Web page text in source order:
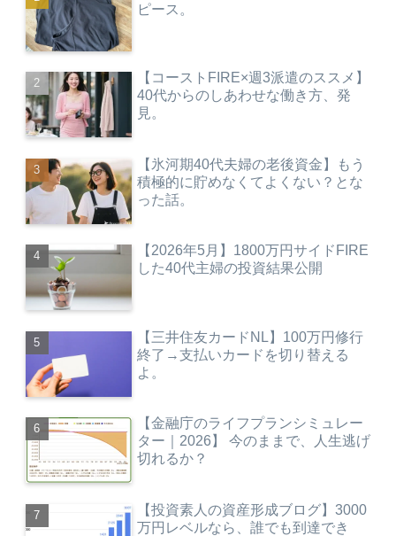
ピース。
【コーストFIRE×週3派遣のススメ】
40代からのしあわせな働き方、発
見。
【氷河期40代夫婦の老後資金】もう
積極的に貯めなくてよくない？とな
った話。
【2026年5月】1800万円サイドFIRE
した40代主婦の投資結果公開
【三井住友カードNL】100万円修行
終了→支払いカードを切り替える
よ。
【金融庁のライフプランシミュレー
ター｜2026】 今のままで、人生逃げ
切れるか？
【投資素人の資産形成ブログ】3000
万円レベルなら、誰でも到達でき